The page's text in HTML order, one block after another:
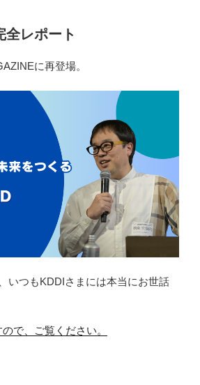
全レポート
に再登場。
いつもKDDIさまには本当にお世話
で、ご覧ください。